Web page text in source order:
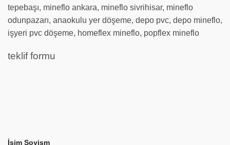
tepebaşı, mineflo ankara, mineflo sivrihisar, mineflo
odunpazarı, anaokulu yer döşeme, depo pvc, depo mineflo,
işyeri pvc döşeme, homeflex mineflo, popflex mineflo
teklif formu
İsim Soyism